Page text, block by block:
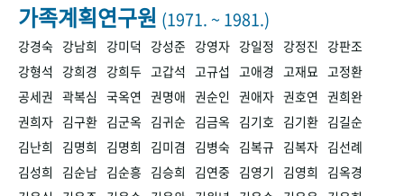
VR 역사관
가족계획연구원 (1971. ~ 1981.)
강경숙 강남희 강미덕 강성준 강영자 강일정 강정진
강판조
강형석
강희경 강희두 고갑석 고규섭 고애경 고재묘 고정환
공세권 곽복심 국옥연 권명애 권순인 권애자 권호연 권희완
권희자 김구환 김군옥 김귀순 김금옥 김기호 김기환 김길순
김난희
김명희 김명희 김미겸 김병숙 김복규 김복자 김선례
김성희
김순남 김순흥 김승희 김연중 김영기 김영희
김옥경